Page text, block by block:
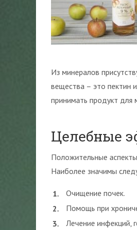
Из минералов
вещества – это пектин
принимать продукт для
Целебные
Положительные
Наиболее значимы
Очищение почек.
Помощь при
Лечение инфекций,